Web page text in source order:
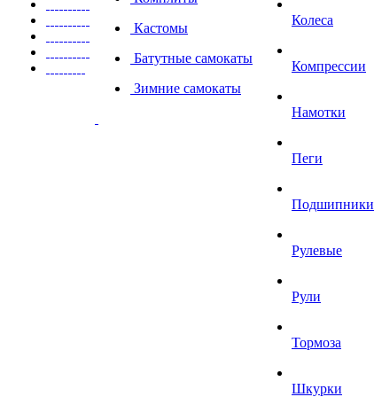
Кастомы
Батутные самокаты
Зимние самокаты
Колеса
Компрессии
Намотки
Пеги
Подшипники
Рулевые
Рули
Тормоза
Шкурки